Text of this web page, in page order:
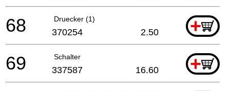
Druecker (1) +
68 370254 2.50
Schalter +
69 337587 16.60